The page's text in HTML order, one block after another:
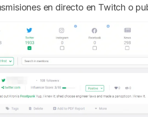
en directo en Twitch o